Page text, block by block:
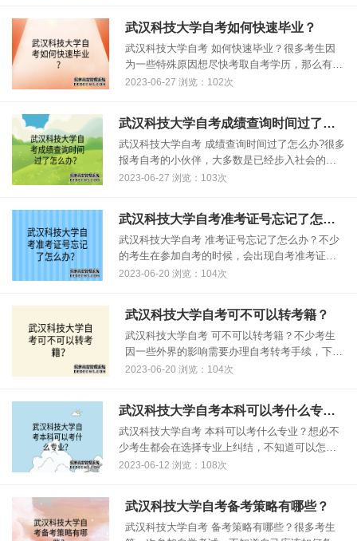
武汉科技大学自考如何快速毕业？
武汉科技大学自考 如何快速毕业？很多考生因
为一些特殊原因想尽快考取自考学历，那么有什
么方法可以快速的毕业呢？下面小编为大家介绍
2023-06-27 浏览：102次
武汉科技大学自考成绩查询时间过了怎么办？
武汉科技大学自考 成绩查询时间过了怎么办?很多
报考自考的小伙伴，大多数是已经步入社会的在
职人员了，因为-些特殊的原因忘记查询自己的考
2023-06-27 浏览：103次
武汉科技大学自考准考证号忘记了怎么办？
武汉科技大学自考 准考证号忘记了怎么办？不少
的考生在参加自考的时候，会出现自考准考证号
码忘掉的现象，那么大家遇到这样的情况应该怎
2023-06-20 浏览：104次
武汉科技大学自考可不可以转考籍？
武汉科技大学自考 可不可以转考籍？不少考生
因一些外界的影响需要办理自考转考手续，下面
是小编整理的关于自考转学籍相关的问题解答，
2023-06-20 浏览：104次
武汉科技大学自考本科可以考什么专业？
武汉科技大学自考 本科可以考什么专业？想必不
少考生都会在选择专业上纠结，不知道可以怎么
选择专业，具体专业有哪些？下面跟着小编一起
2023-06-12 浏览：108次
武汉科技大学自考备考策略有哪些？
武汉科技大学自考 备考策略有哪些？很多考生